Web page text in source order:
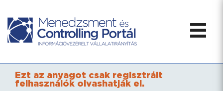
Ezt az anyagot csak regisztrált
felhasználók olvashatják el.